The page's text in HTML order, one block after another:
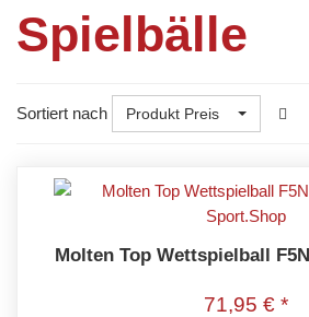
Spielbälle
Sortiert nach Produkt Preis
Molten Top Wettspielball
71,95 € *